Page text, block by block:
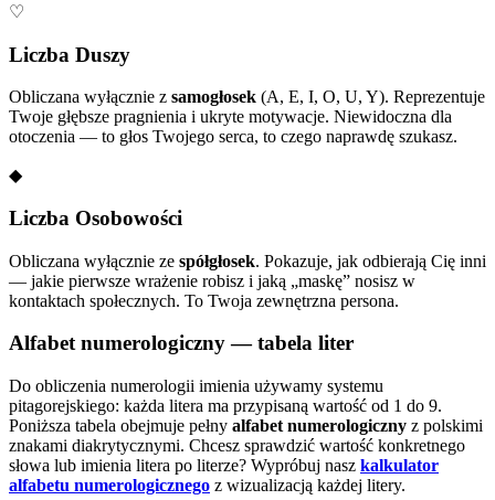
♡
Liczba Duszy
Obliczana wyłącznie z samogłosek (A, E, I, O, U, Y). Reprezentuje
Twoje głębsze pragnienia i ukryte motywacje. Niewidoczna dla
otoczenia — to głos Twojego serca, to czego naprawdę szukasz.
◆
Liczba Osobowości
Obliczana wyłącznie ze spółgłosek. Pokazuje, jak odbierają Cię inni
— jakie pierwsze wrażenie robisz i jaką „maskę” nosisz w
kontaktach społecznych. To Twoja zewnętrzna persona.
Alfabet numerologiczny — tabela liter
Do obliczenia numerologii imienia używamy systemu
pitagorejskiego: każda litera ma przypisaną wartość od 1 do 9.
Poniższa tabela obejmuje pełny alfabet numerologiczny z polskimi
znakami diakrytycznymi. Chcesz sprawdzić wartość konkretnego
słowa lub imienia litera po literze? Wypróbuj nasz kalkulator
alfabetu numerologicznego z wizualizacją każdej litery.